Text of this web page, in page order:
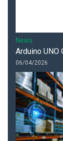
News
Arduino UNO
06/04/2026